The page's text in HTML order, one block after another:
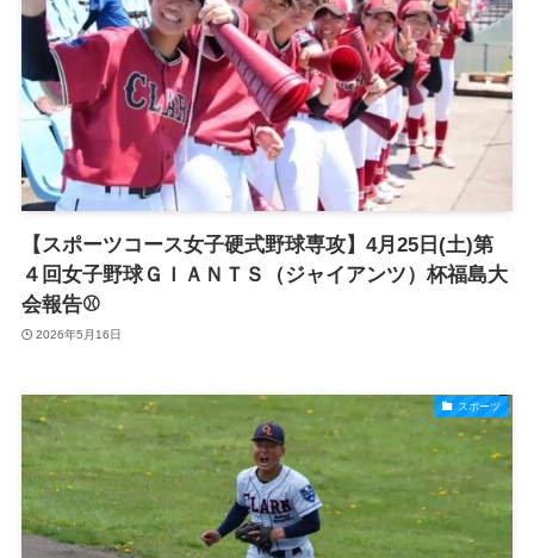
【スポーツコース女子硬式野球専攻】4月25日(土)第
４回女子野球ＧＩＡＮＴＳ（ジャイアンツ）杯福島大
会報告⚾
2026年5月16日
スポーツ